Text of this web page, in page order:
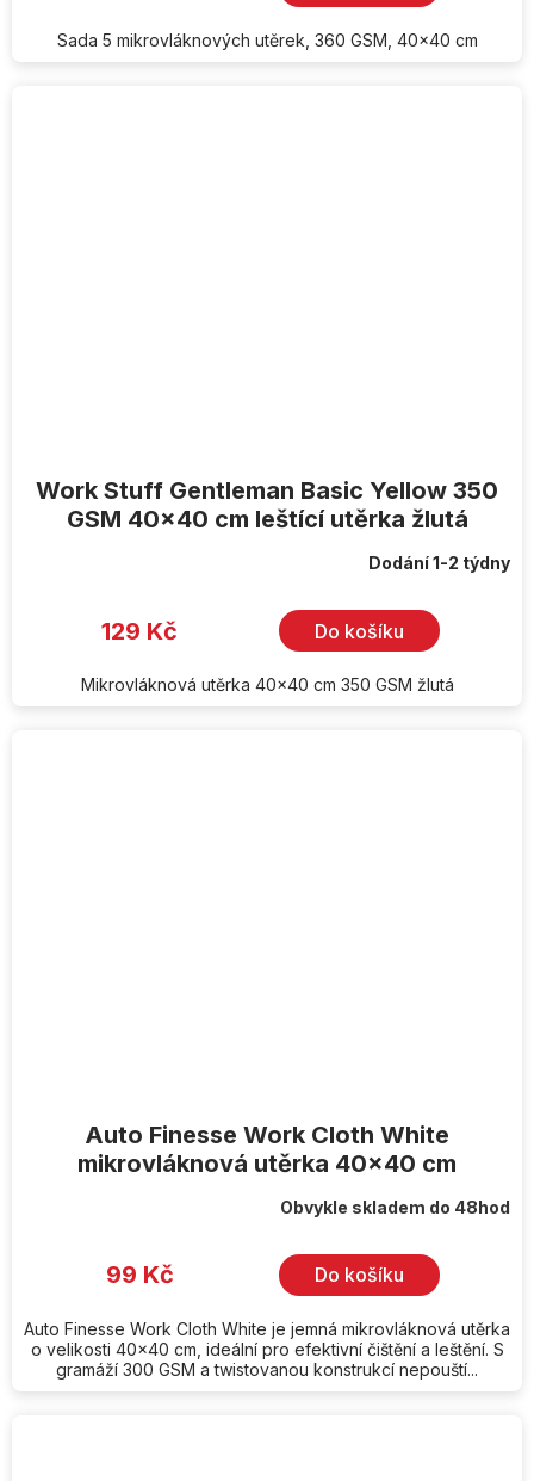
Sada 5 mikrovláknových utěrek, 360 GSM, 40x40 cm
Work Stuff Gentleman Basic Yellow 350
GSM 40x40 cm leštící utěrka žlutá
Dodání 1-2 týdny
129 Kč Do košíku
Mikrovláknová utěrka 40x40 cm 350 GSM žlutá
Auto Finesse Work Cloth White
mikrovláknová utěrka 40x40 cm
Obvykle skladem do 48hod
99 Kč Do košíku
Auto Finesse Work Cloth White je jemná mikrovláknová utěrka
o velikosti 40x40 cm, ideální pro efektivní čištění a leštění. S
gramáží 300 GSM a twistovanou konstrukcí nepouští...